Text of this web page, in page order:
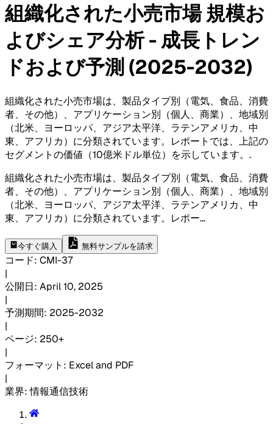
組織化された小売市場 規模お
よびシェア分析 - 成長トレン
ドおよび予測 (2025-2032)
組織化された小売市場は、製品タイプ別（電気、食品、消費
者、その他）、アプリケーション別（個人、商業）、地域別
（北米、ヨーロッパ、アジア太平洋、ラテンアメリカ、中
東、アフリカ）に分類されています。レポートでは、上記の
セグメントの価値（10億米ドル単位）を示しています。 .
組織化された小売市場は、製品タイプ別（電気、食品、消費
者、その他）、アプリケーション別（個人、商業）、地域別
（北米、ヨーロッパ、アジア太平洋、ラテンアメリカ、中
東、アフリカ）に分類されています。レポー...
今すぐ購入 無料サンプルを請求
コード: CMI-37
|
公開日: April 10, 2025
|
予測期間: 2025-2032
|
ページ: 250+
|
フォーマット : Excel and PDF
|
業界: 情報通信技術